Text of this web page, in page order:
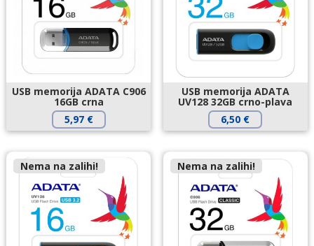
USB memorija ADATA C906
16GB crna
5,97 €
USB memorija ADATA
UV128 32GB crno-plava
6,50 €
Nema na zalihi! Nema na zalihi!